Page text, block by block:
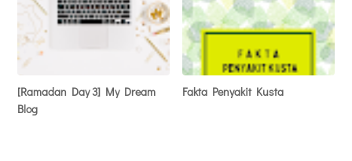
[Ramadan Day 3] My Dream
Blog
Fakta Penyakit Kusta